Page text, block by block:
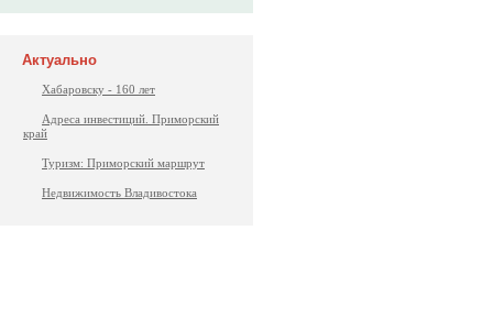
Актуально
Хабаровску - 160 лет
Адреса инвестиций. Приморский
край
Туризм: Приморский маршрут
Недвижимость Владивостока